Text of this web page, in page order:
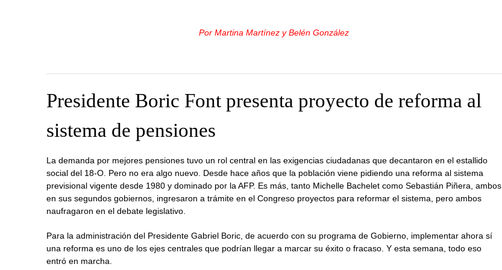
Por Martina Martínez y Belén González
Presidente Boric Font presenta proyecto de reforma al
sistema de pensiones
La demanda por mejores pensiones tuvo un rol central en las exigencias ciudadanas que decantaron en el estallido
social del 18-O. Pero no era algo nuevo. Desde hace años que la población viene pidiendo una reforma al sistema
previsional vigente desde 1980 y dominado por la AFP. Es más, tanto Michelle Bachelet como Sebastián Piñera, ambos
en sus segundos gobiernos, ingresaron a trámite en el Congreso proyectos para reformar el sistema, pero ambos
naufragaron en el debate legislativo.
Para la administración del Presidente Gabriel Boric, de acuerdo con su programa de Gobierno, implementar ahora sí
una reforma es uno de los ejes centrales que podrían llegar a marcar su éxito o fracaso. Y esta semana, todo eso
entró en marcha.